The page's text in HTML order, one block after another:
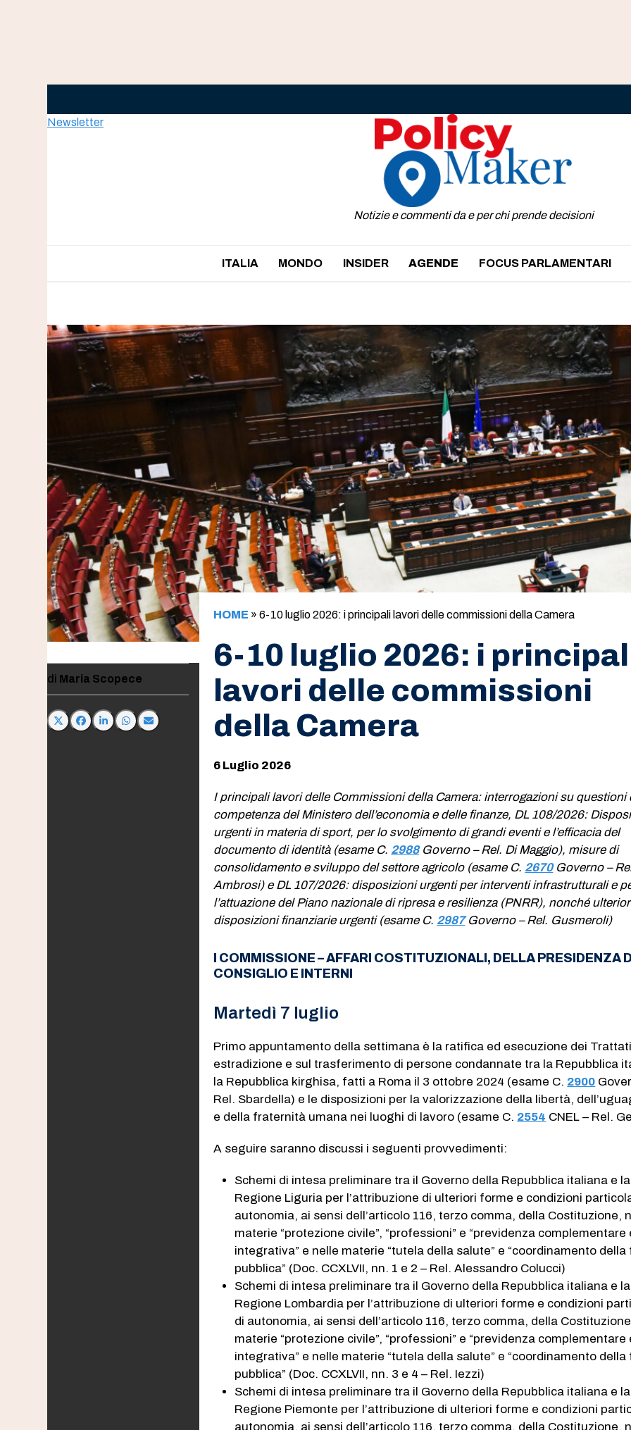
Newsletter
Notizie e commenti da e per chi prende decisioni
ITALIA MONDO INSIDER AGENDE FOCUS PARLAMENTARI
Maria Scopece
HOME »6-10 luglio 2026: i principali lavori delle commissioni della Camera
6-10 luglio 2026: i
lavori delle commissioni
della Camera
6 Luglio 2026
I principali lavori delle Commissioni della Camera: interrogazioni su questioni
competenza del Ministero dell’economia e delle finanze, DL 108/2026:
urgenti in materia di sport, per lo svolgimento di grandi eventi e l’efficacia del
documento di identità (esame C. 2988​ Governo – Rel. Di Maggio), misure di
consolidamento e sviluppo del settore agricolo (esame C. 2670 Governo –
Ambrosi) e DL 107/2026: disposizioni urgenti per interventi infrastrutturali e
l’attuazione del Piano nazionale di ripresa e resilienza (PNRR), nonché
disposizioni finanziarie urgenti (esame C. 2987​ Governo – Rel. Gusmeroli)
I COMMISSIONE – AFFARI COSTITUZIONALI, DELLA PRESIDENZA
CONSIGLIO E INTERNI
Martedì 7 luglio
Primo appuntamento della settimana è la ratifica ed esecuzione dei
estradizione e sul trasferimento di persone condannate tra la Repubblica
la Repubblica kirghisa, fatti a Roma il 3 ottobre 2024 (esame C. 2900
Rel. Sbardella) e le disposizioni per la valorizzazione della libertà,
e della fraternità umana nei luoghi di lavoro (esame C. 2554 CNEL – Rel.
A seguire saranno discussi i seguenti provvedimenti:
Schemi di intesa preliminare tra il Governo della Repubblica italiana e la
Regione Liguria per l’attribuzione di ulteriori forme e condizioni
autonomia, ai sensi dell’articolo 116, terzo comma, della Costituzione,
materie “protezione civile”, “professioni” e “previdenza complementare
integrativa” e nelle materie “tutela della salute” e “coordinamento della
pubblica” (Doc. CCXLVII, nn. 1 e 2 – Rel. Alessandro Colucci)
Schemi di intesa preliminare tra il Governo della Repubblica italiana e la
Regione Lombardia per l’attribuzione di ulteriori forme e condizioni
di autonomia, ai sensi dell’articolo 116, terzo comma, della
materie “protezione civile”, “professioni” e “previdenza complementare
integrativa” e nelle materie “tutela della salute” e “coordinamento della
pubblica” (Doc. CCXLVII, nn. 3 e 4 – Rel. Iezzi)
Schemi di intesa preliminare tra il Governo della Repubblica italiana e la
Regione Piemonte per l’attribuzione di ulteriori forme e condizioni
autonomia, ai sensi dell’articolo 116, terzo comma, della Costituzione,